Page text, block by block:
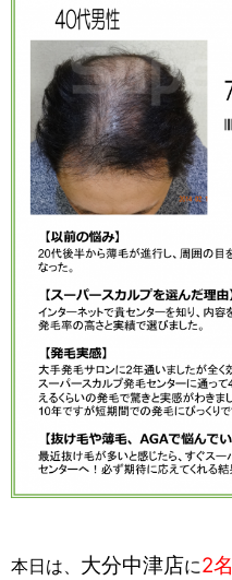
本日は、 大分中津店に2名